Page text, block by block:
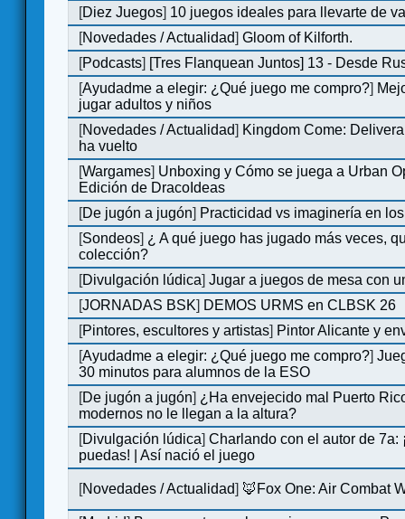
[Diez Juegos] 10 juegos ideales para llevarte de
[Novedades / Actualidad]Gloom of Kilforth.
[Podcasts] [Tres Flanquean Juntos] 13 - Desde
[Ayudadme a elegir: ¿Qué juego me compro?]
jugar adultos y niños
[Novedades / Actualidad] Kingdom Come:
ha vuelto
[Wargames] Unboxing y Cómo se juega a Urban
Edición de DracoIdeas
[De jugón a jugón] Practicidad vs imaginería en
[Sondeos] ¿ A qué juego has jugado más veces,
colección?
[Divulgación lúdica]Jugar a juegos de mesa con
[JORNADAS BSK] DEMOS URMS en CLBSK 26
[Pintores, escultores y artistas] Pintor Alicante y
[Ayudadme a elegir: ¿Qué juego me compro?]
30 minutos para alumnos de la ESO
[De jugón a jugón] ¿Ha envejecido mal Puerto
modernos no le llegan a la altura?
[Divulgación lúdica]Charlando con el autor de 7a:
puedas! | Así nació el juego
[Novedades / Actualidad] 🦊Fox One: Air Combat